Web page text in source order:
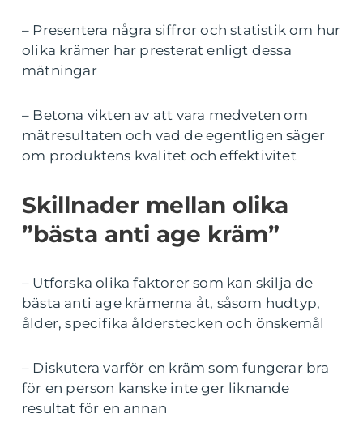
– Presentera några siffror och statistik om hur
olika krämer har presterat enligt dessa
mätningar
– Betona vikten av att vara medveten om
mätresultaten och vad de egentligen säger
om produktens kvalitet och effektivitet
Skillnader mellan olika
”bästa anti age kräm”
– Utforska olika faktorer som kan skilja de
bästa anti age krämerna åt, såsom hudtyp,
ålder, specifika ålderstecken och önskemål
– Diskutera varför en kräm som fungerar bra
för en person kanske inte ger liknande
resultat för en annan